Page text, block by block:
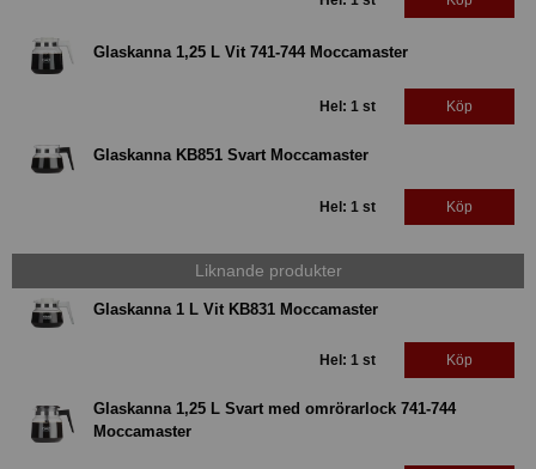
Glaskanna 1,25 L Vit 741-744 Moccamaster
Hel: 1 st Köp
Glaskanna KB851 Svart Moccamaster
Hel: 1 st Köp
Liknande produkter
Glaskanna 1 L Vit KB831 Moccamaster
Hel: 1 st Köp
Glaskanna 1,25 L Svart med omrörarlock 741-744
Moccamaster